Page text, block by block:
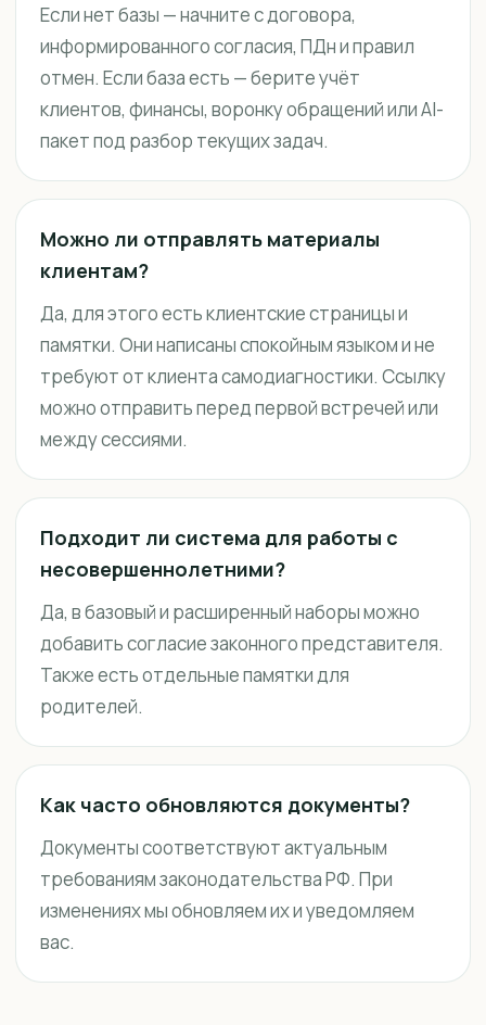
Если нет базы — начните с договора,
информированного согласия, ПДн и правил
отмен. Если база есть — берите учёт
клиентов, финансы, воронку обращений или AI-
пакет под разбор текущих задач.
Можно ли отправлять материалы
клиентам?
Да, для этого есть клиентские страницы и
памятки. Они написаны спокойным языком и не
требуют от клиента самодиагностики. Ссылку
можно отправить перед первой встречей или
между сессиями.
Подходит ли система для работы с
несовершеннолетними?
Да, в базовый и расширенный наборы можно
добавить согласие законного представителя.
Также есть отдельные памятки для
родителей.
Как часто обновляются документы?
Документы соответствуют актуальным
требованиям законодательства РФ. При
изменениях мы обновляем их и уведомляем
вас.